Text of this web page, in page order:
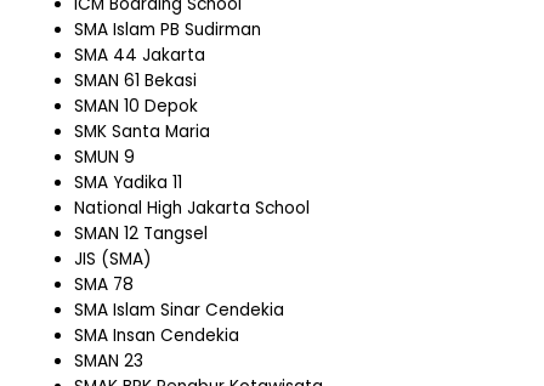
SMA Islam PB Sudirman
SMA 44 Jakarta
SMAN 61 Bekasi
SMAN 10 Depok
SMK Santa Maria
SMUN 9
SMA Yadika 11
National High Jakarta School
SMAN 12 Tangsel
JIS (SMA)
SMA 78
SMA Islam Sinar Cendekia
SMA Insan Cendekia
SMAN 23